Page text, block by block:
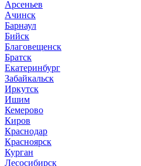
Арсеньев
Ачинск
Барнаул
Бийск
Благовещенск
Братск
Екатеринбург
Забайкальск
Иркутск
Ишим
Кемерово
Киров
Краснодар
Красноярск
Курган
Лесосибирск